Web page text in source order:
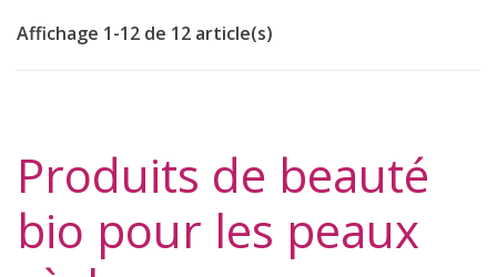
Affichage 1-12 de 12 article(s)
Produits de beauté
bio pour les peaux